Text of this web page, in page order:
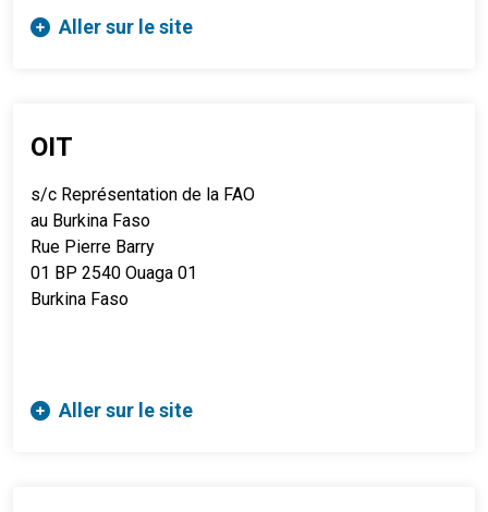
Aller sur le site
OIT
s/c Représentation de la FAO
au Burkina Faso
Rue Pierre Barry
01 BP 2540 Ouaga 01
Burkina Faso
Aller sur le site